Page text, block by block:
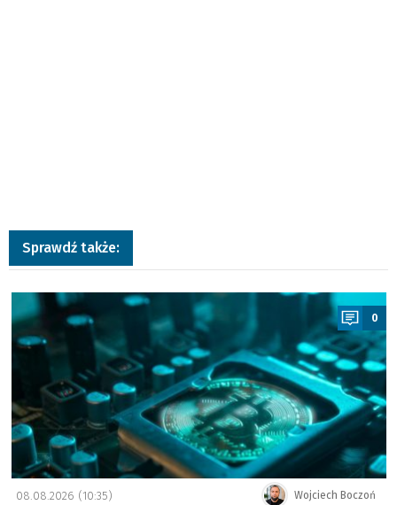
Sprawdź także:
a
0
Wojciech Boczoń
08.08.2026 (10:35)